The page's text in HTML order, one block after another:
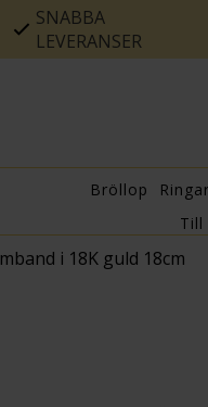
SNABBA
LEVERANSER
Bröllop Ringar
Till
i 18K guld 18cm